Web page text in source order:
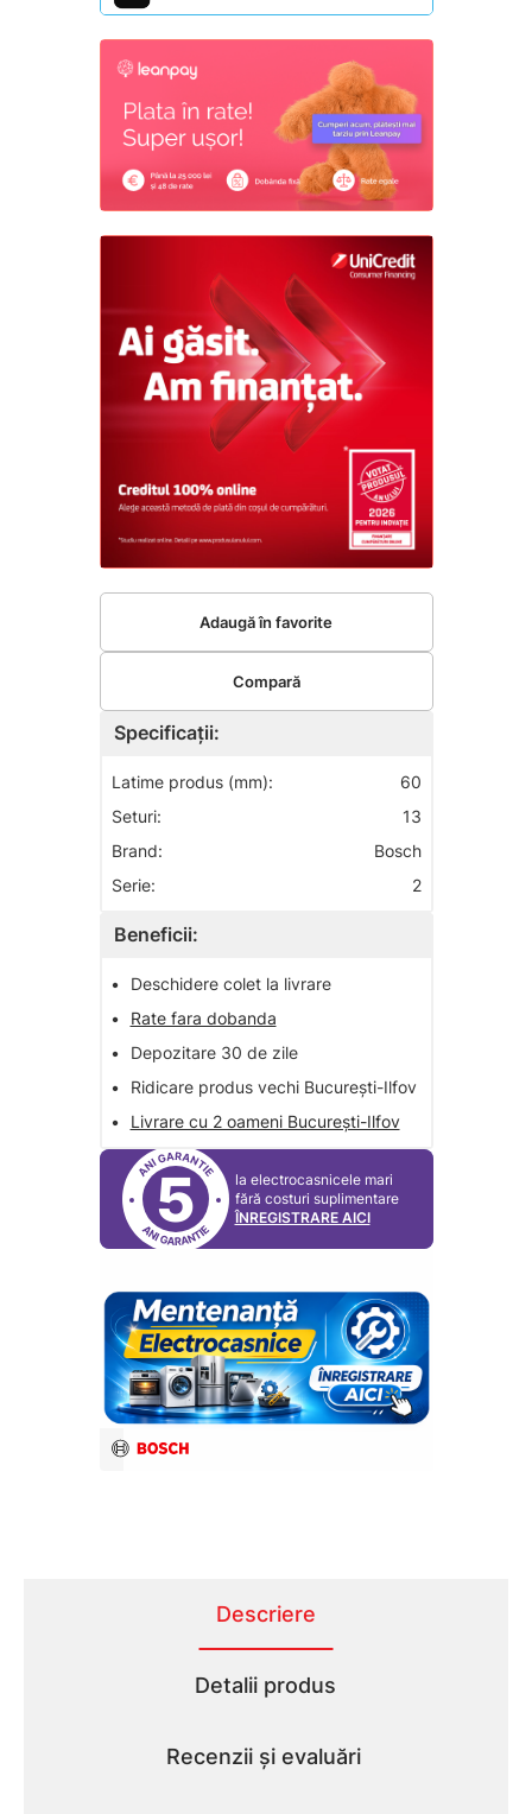
Specificații:
Latime produs (mm):
60
Seturi:
13
Brand:
Bosch
Serie:
2
Beneficii:
•
Deschidere colet la livrare
•
Rate fara dobanda
•
Depozitare 30 de zile
•
Ridicare produs vechi București-Ilfov
•
Livrare cu 2 oameni București-Ilfov
5
la electrocasnicele mari
fără costuri suplimentare
ÎNREGISTRARE AICI
Adaugă în favorite
Compară
Descriere
Detalii produs
Recenzii și evaluări